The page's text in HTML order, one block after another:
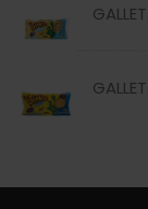
HIGIENE
LÁCTEOS
ACTIVAGEL
AGAVITA